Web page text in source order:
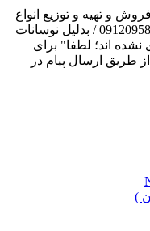
و تهیه و توزیع انواع
قطعات الکترونیک 66869746-021 و 09120958931 / بدلیل نوسانات
اند؛ لطفا" برای
طریق ارسال پیام در